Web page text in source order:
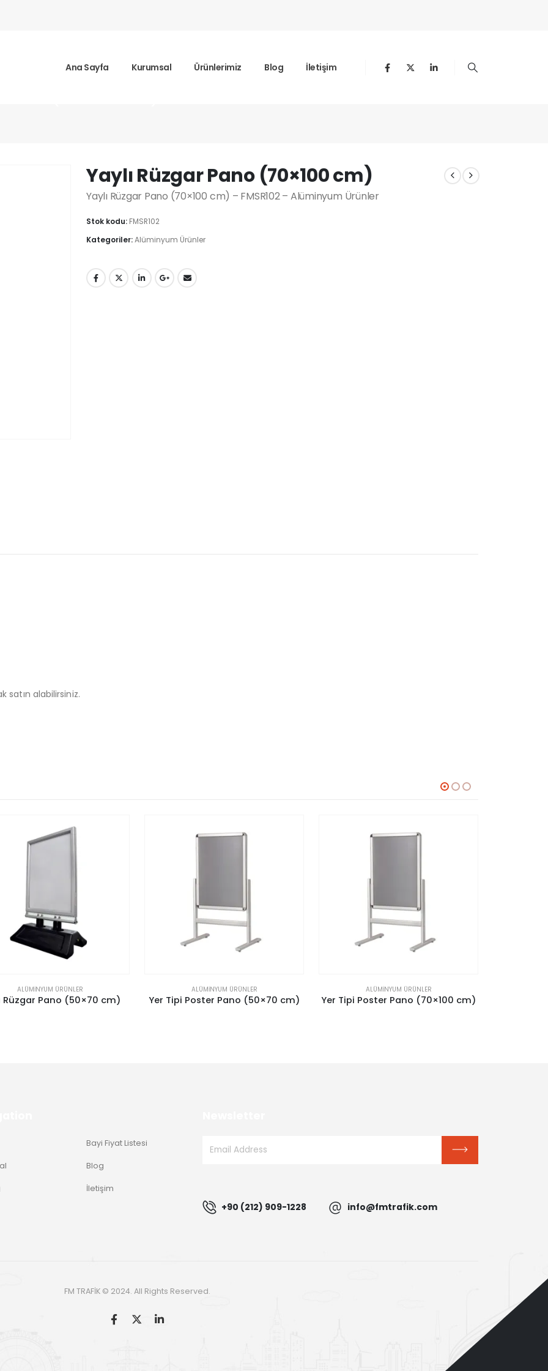
Ana Sayfa Kurumsal Ürünlerimiz Blog İletişim
(70×100 cm)
Yaylı Rüzgar Pano (70×100 cm)
Yaylı Rüzgar Pano (70×100 cm) – FMSR102 – Alüminyum Ürünler
Stok kodu: FMSR102
Kategoriler:Alüminyum Ürünler
satın alabilirsiniz.
ALÜMINYUM ÜRÜNLER
Rüzgar Pano (50×70 cm)
ALÜMINYUM ÜRÜNLER
Yer Tipi Poster Pano (50×70 cm)
ALÜMINYUM ÜRÜNLER
Yer Tipi Poster Pano (70×100 cm)
Bayi Fiyat Listesi
Blog
İletişim
+90 (212) 909-1228 info@fmtrafik.com
FM TRAFİK © 2024. All Rights Reserved.